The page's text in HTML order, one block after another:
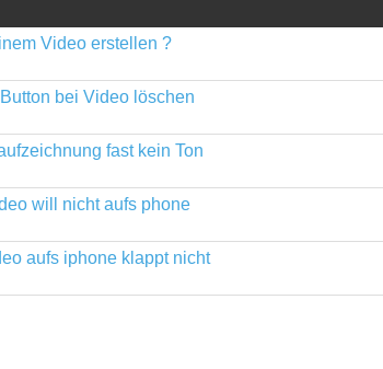
Video erstellen ?
bei Video löschen
fast kein Ton
will nicht aufs phone
aufs iphone klappt nicht